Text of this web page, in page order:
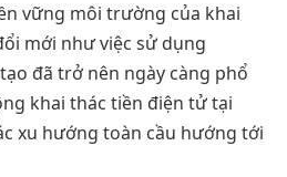
vững môi trường của khai
mới như việc sử dụng
đã trở nên ngày càng phổ
khai thác tiền điện tử tại
xu hướng toàn cầu hướng tới